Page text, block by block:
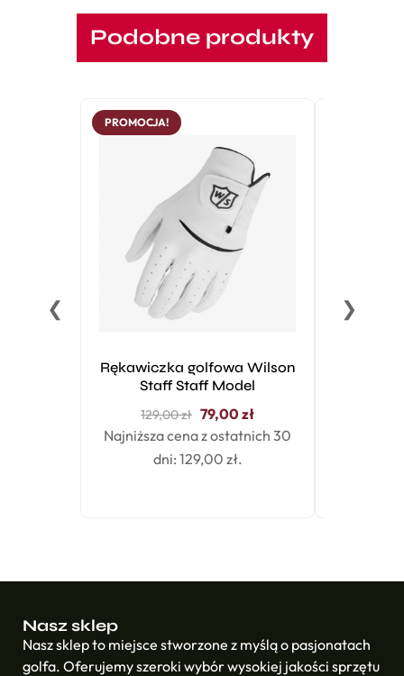
Podobne produkty
❮
PROMOCJA!
Rękawiczka golfowa Wilson
Staff Staff Model
129,00zł 79,00zł
Najniższa cena z ostatnich 30
dni: 129,00 zł.
❯
Nasz sklep
Nasz sklep to miejsce stworzone z myślą o pasjonatach
golfa. Oferujemy szeroki wybór wysokiej jakości sprzętu